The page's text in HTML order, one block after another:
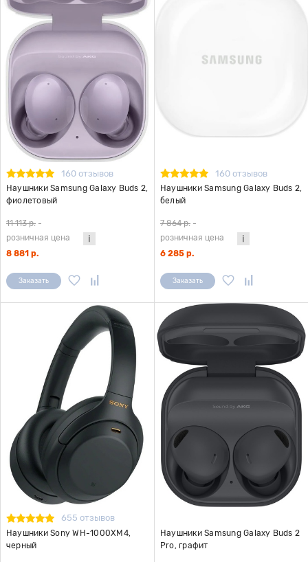
160 отзывов
Наушники Samsung Galaxy Buds 2,
фиолетовый
11 113 р. -
розничная цена
8 881 р.
Заказать
160 отзывов
Наушники Samsung Galaxy Buds 2,
белый
7 864 р. -
розничная цена
6 285 р.
Заказать
655 отзывов
Наушники Sony WH-1000XM4,
черный
Наушники Samsung Galaxy Buds 2
Pro, графит